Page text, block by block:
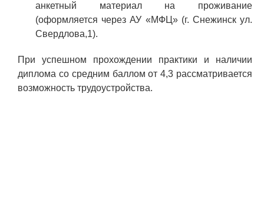
Закупки
Документы
Контроль и арбитраж
Обучение
анкетный материал на проживание
(оформляется через АУ «МФЦ» (г. Снежинск ул.
Свердлова,1).
При успешном прохождении практики и наличии
диплома со средним баллом от 4,3 рассматривается
возможность трудоустройства.